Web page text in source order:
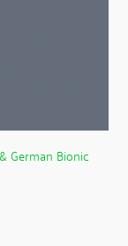
German Bionic